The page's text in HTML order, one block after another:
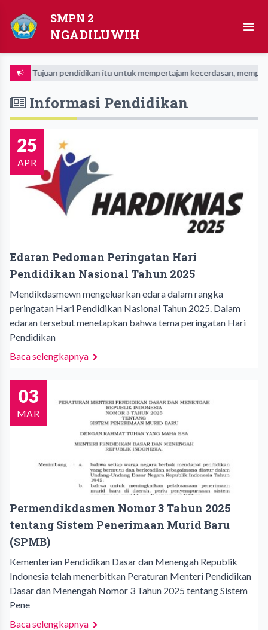
SMPN 2
NGADILUWIH
Tujuan pendidikan itu untuk mempertajam kecerdasan,
Informasi Pendidikan
25
APR
Edaran Pedoman Peringatan Hari
Pendidikan Nasional Tahun 2025
Mendikdasmewn mengeluarkan edara dalam rangka
peringatan Hari Pendidikan Nasional Tahun 2025. Dalam
edaran tersebut menetapkan bahwa tema peringatan Hari
Pendidikan
Baca selengkapnya
03
MAR
Permendikdasmen Nomor 3 Tahun 2025
tentang Sistem Penerimaan Murid Baru
(SPMB)
Kementerian Pendidikan Dasar dan Menengah Republik
Indonesia telah menerbitkan Peraturan Menteri Pendidikan
Dasar dan Menengah Nomor 3 Tahun 2025 tentang Sistem
Pene
Baca selengkapnya